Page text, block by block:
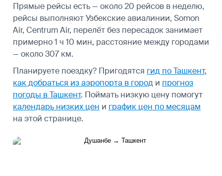
Прямые рейсы есть — около 20 рейсов в неделю,
рейсы выполняют Узбекские авиалинии, Somon
Air, Centrum Air, перелёт без пересадок занимает
примерно 1 ч 10 мин, расстояние между городами
— около 307 км.
Планируете поездку? Пригодятся гид по Ташкент,
как добраться из аэропорта в город и прогноз
погоды в Ташкент. Поймать низкую цену помогут
календарь низких цен и график цен по месяцам
на этой странице.